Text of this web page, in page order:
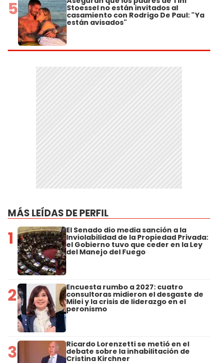
5 Stoessel no están invitados al
casamiento con Rodrigo De Paul: "Ya
están avisados"
MÁS LEÍDAS DE PERFIL
1 El Senado dio media sanción a la
Inviolabilidad de la Propiedad Privada:
el Gobierno tuvo que ceder en la Ley
del Manejo del Fuego
2 Encuesta rumbo a 2027: cuatro
consultoras midieron el desgaste de
Milei y la crisis de liderazgo en el
peronismo
3 Ricardo Lorenzetti se metió en el
debate sobre la inhabilitación de
Cristina Kirchner